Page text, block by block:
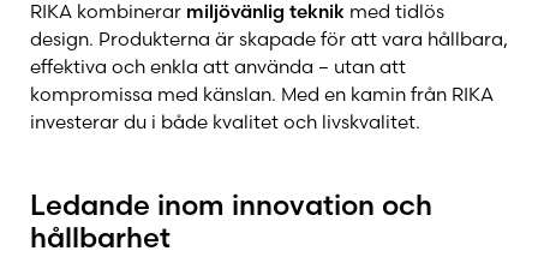
Westaflex
RIKA kombinerar miljövänlig teknik med tidlös
design. Produkterna är skapade för att vara hållbara,
effektiva och enkla att använda – utan att
kompromissa med känslan. Med en kamin från RIKA
investerar du i både kvalitet och livskvalitet.
Ledande inom innovation och
hållbarhet